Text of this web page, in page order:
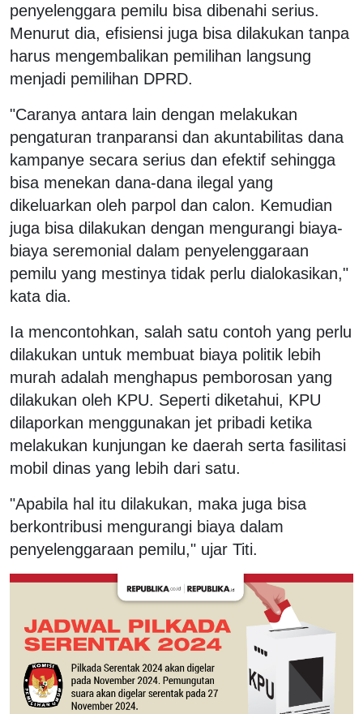
penyelenggara pemilu bisa dibenahi serius.
Menurut dia, efisiensi juga bisa dilakukan tanpa
harus mengembalikan pemilihan langsung
menjadi pemilihan DPRD.
"Caranya antara lain dengan melakukan
pengaturan tranparansi dan akuntabilitas dana
kampanye secara serius dan efektif sehingga
bisa menekan dana-dana ilegal yang
dikeluarkan oleh parpol dan calon. Kemudian
juga bisa dilakukan dengan mengurangi biaya-
biaya seremonial dalam penyelenggaraan
pemilu yang mestinya tidak perlu dialokasikan,"
kata dia.
Ia mencontohkan, salah satu contoh yang perlu
dilakukan untuk membuat biaya politik lebih
murah adalah menghapus pemborosan yang
dilakukan oleh KPU. Seperti diketahui, KPU
dilaporkan menggunakan jet pribadi ketika
melakukan kunjungan ke daerah serta fasilitasi
mobil dinas yang lebih dari satu.
"Apabila hal itu dilakukan, maka juga bisa
berkontribusi mengurangi biaya dalam
penyelenggaraan pemilu," ujar Titi.